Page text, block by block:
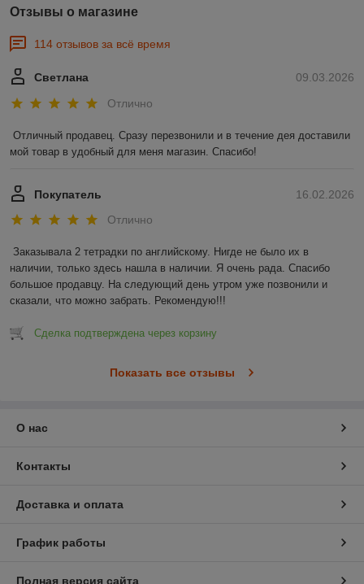
Отзывы о магазине
114 отзывов за всё время
09.03.2026
Светлана
Отлично
Отличный продавец. Сразу перезвонили и в течение дея доставили
мой товар в удобный для меня магазин. Спасибо!
16.02.2026
Покупатель
Отлично
Заказывала 2 тетрадки по английскому. Нигде не было их в
наличии, только здесь нашла в наличии. Я очень рада. Спасибо
большое продавцу. На следующий день утром уже позвонили и
сказали, что можно забрать. Рекомендую!!!
Сделка подтверждена через корзину
Показать все отзывы
О нас
Контакты
Доставка и оплата
График работы
Полная версия сайта